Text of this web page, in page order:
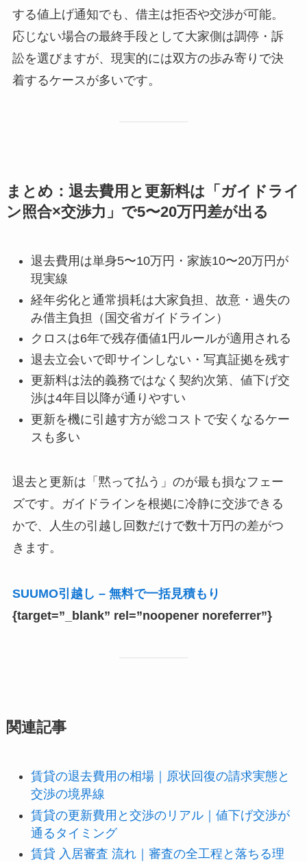
する値上げ通知でも、借主は拒否や交渉が可能。
応じない場合の最終手段として大家側は調停・訴
訟を選びますが、現実的には双方の歩み寄りで決
着するケースが多いです。
まとめ：退去費用と更新料は「ガイドライ
ン照合×交渉力」で5〜20万円差が出る
退去費用は単身5〜10万円・家族10〜20万円が
現実線
経年劣化と通常損耗は大家負担、故意・過失の
み借主負担（国交省ガイドライン）
クロスは6年で残存価値1円ルールが適用される
退去立会いで即サインしない・写真証拠を残す
更新料は法的義務ではなく契約次第、値下げ交
渉は4年目以降が通りやすい
更新を機に引越す方が総コストで安くなるケー
スも多い
退去と更新は「黙って払う」のが最も損なフェー
ズです。ガイドラインを根拠に冷静に交渉できる
かで、人生の引越し回数だけで数十万円の差がつ
きます。
SUUMO引越し – 無料で一括見積もり
{target=”_blank” rel=”noopener noreferrer”}
関連記事
賃貸の退去費用の相場｜原状回復の請求実態と
交渉の境界線
賃貸の更新費用と交渉のリアル｜値下げ交渉が
通るタイミング
賃貸 入居審査 流れ｜審査の全工程と落ちる理